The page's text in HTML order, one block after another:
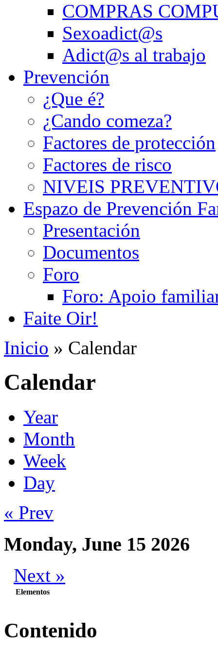
COMPRAS
Sexoadict@s
Adict@s al trabajo
Prevención
¿Que é?
¿Cando comeza?
Factores de protección
Factores de risco
NIVEIS
Espazo de Prevención
Presentación
Documentos
Foro
Foro: Apoio
Faite Oir!
Inicio » Calendar
Calendar
Year
Month
Week
Day
« Prev
Monday, June 15 2026
Next »
Elementos
Contenido